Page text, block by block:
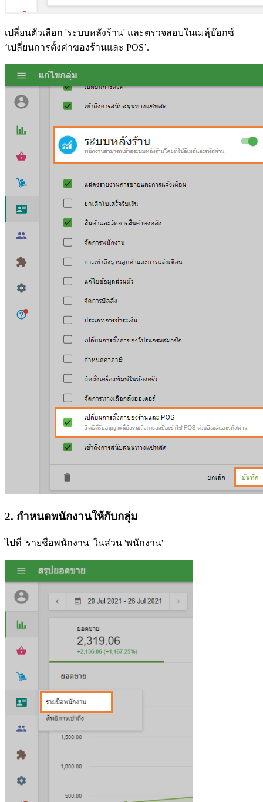
เปลี่ยนตัวเลือก 'ระบบหลังร้าน' และตรวจสอบในเมล์ฺบ๊อกซ์
‘เปลี่ยนการตั้งค่าของร้านและ POS’.
2. กำหนดพนักงานให้กับกลุ่ม
ไปที่ 'รายชื่อพนักงาน' ในส่วน 'พนักงาน'